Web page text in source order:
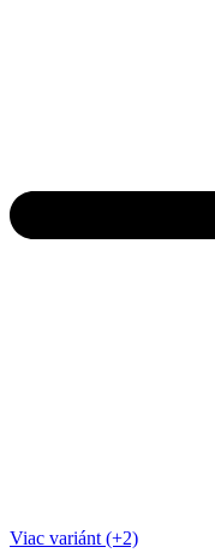
Viac variánt (+2)